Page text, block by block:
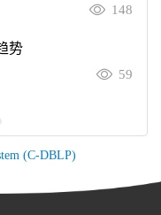
148
势
59
(C-DBLP)